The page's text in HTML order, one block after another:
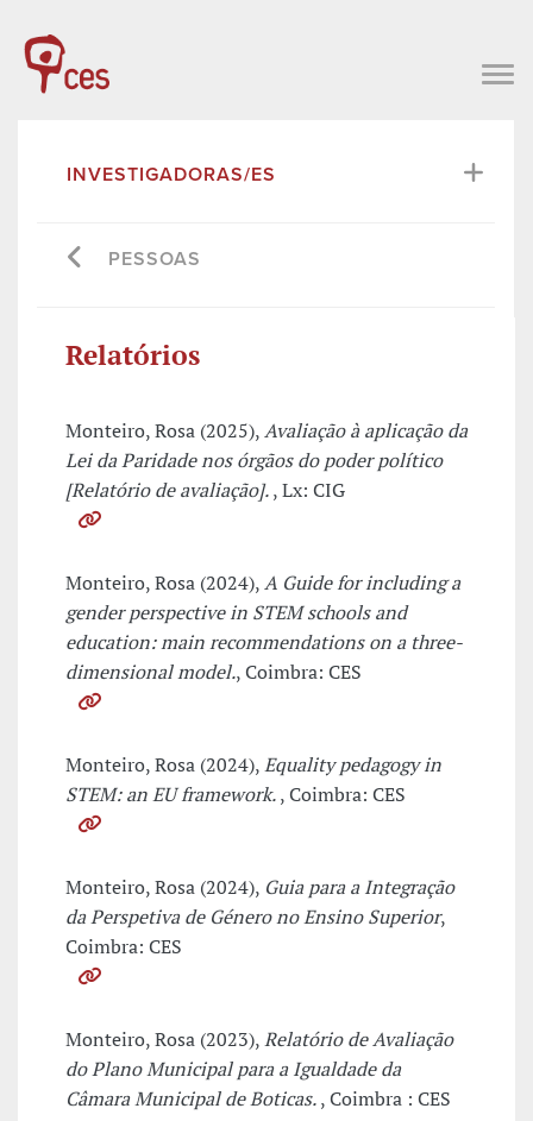
INVESTIGADORAS/ES
PESSOAS
Relatórios
Monteiro, Rosa (2025),Avaliação à aplicação da
Lei da Paridade nos órgãos do poder político
[Relatório de avaliação]., Lx: CIG
Monteiro, Rosa (2024),A Guide for including a
gender perspective in STEM schools and
education: main recommendations on a three-
dimensional model., Coimbra: CES
Monteiro, Rosa (2024),Equality pedagogy in
STEM: an EU framework., Coimbra: CES
Monteiro, Rosa (2024), Guia para a Integração
da Perspetiva de Género no Ensino Superior,
Coimbra: CES
Monteiro, Rosa (2023),Relatório de Avaliação
do Plano Municipal para a Igualdade da
Câmara Municipal de Boticas., Coimbra : CES